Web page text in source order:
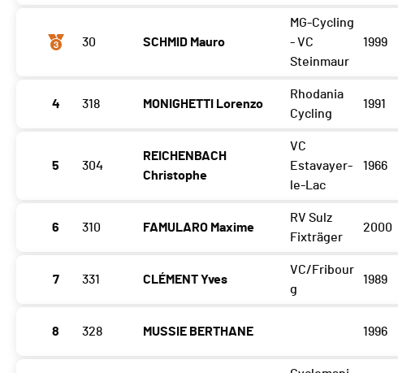
30 SCHMID Mauro
MG-Cycling
- VC
Steinmaur
1999
4 318 MONIGHETTI Lorenzo
Rhodania
Cycling
1991
5 304
REICHENBACH
Christophe
VC
Estavayer-
le-Lac
1966
6 310 FAMULARO Maxime
RV Sulz
Fixträger
2000
7 331 CLÉMENT Yves
VC/Fribour
g
1989
8 328 MUSSIE BERTHANE 1996